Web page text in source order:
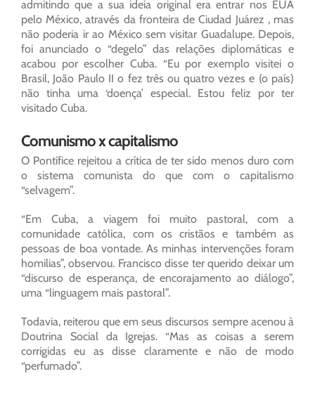
admitindo que a sua ideia original era entrar nos EUA
pelo México, através da fronteira de Ciudad Juárez , mas
não poderia ir ao México sem visitar Guadalupe. Depois,
foi anunciado o “degelo” das relações diplomáticas e
acabou por escolher Cuba. “Eu por exemplo visitei o
Brasil, João Paulo II o fez três ou quatro vezes e (o país)
não tinha uma ‘doença’ especial. Estou feliz por ter
visitado Cuba.
Comunismo x capitalismo
O Pontífice rejeitou a crítica de ter sido menos duro com
o sistema comunista do que com o capitalismo
“selvagem”.
“Em Cuba, a viagem foi muito pastoral, com a
comunidade católica, com os cristãos e também as
pessoas de boa vontade. As minhas intervenções foram
homilias”, observou. Francisco disse ter querido deixar um
“discurso de esperança, de encorajamento ao diálogo”,
uma “linguagem mais pastoral”.
Todavia, reiterou que em seus discursos sempre acenou à
Doutrina Social da Igrejas. “Mas as coisas a serem
corrigidas eu as disse claramente e não de modo
“perfumado”.